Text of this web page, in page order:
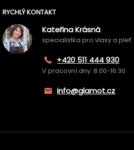
RYCHLÝ KONTAKT
Kateřina Krásná
specialistka pro vlasy a pleť
+420 511 444 930
V pracovní dny: 8:00-16:30
info@glamot.cz